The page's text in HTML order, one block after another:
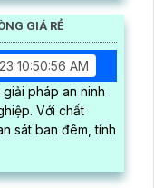
GIÁ RẺ
10:50:56 AM
pháp an ninh
chất
sát ban đêm, tính